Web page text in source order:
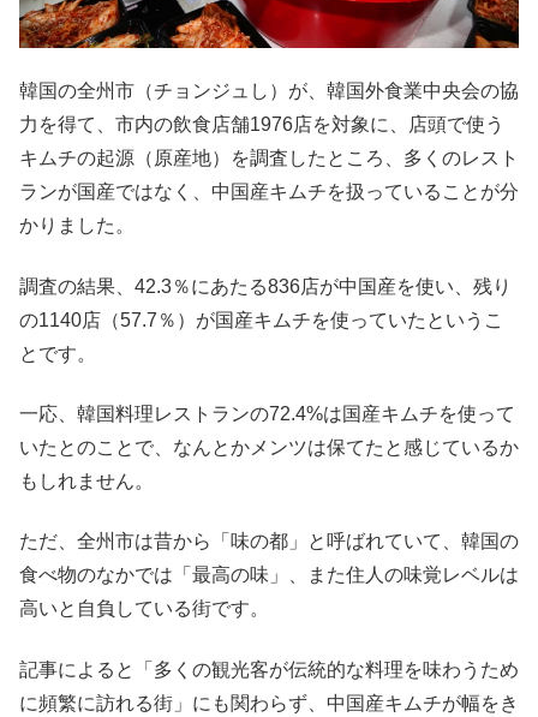
韓国の全州市（チョンジュし）が、韓国外食業中央会の協
力を得て、市内の飲食店舗1976店を対象に、店頭で使う
キムチの起源（原産地）を調査したところ、多くのレスト
ランが国産ではなく、中国産キムチを扱っていることが分
かりました。
調査の結果、42.3％にあたる836店が中国産を使い、残り
の1140店（57.7％）が国産キムチを使っていたというこ
とです。
一応、韓国料理レストランの72.4%は国産キムチを使って
いたとのことで、なんとかメンツは保てたと感じているか
もしれません。
ただ、全州市は昔から「味の都」と呼ばれていて、韓国の
食べ物のなかでは「最高の味」、また住人の味覚レベルは
高いと自負している街です。
記事によると「多くの観光客が伝統的な料理を味わうため
に頻繁に訪れる街」にも関わらず、中国産キムチが幅をき